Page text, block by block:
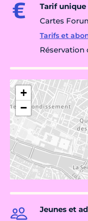
Tarif unique
Cartes
Tarifs et
Réservation
+
−
Jeunes et